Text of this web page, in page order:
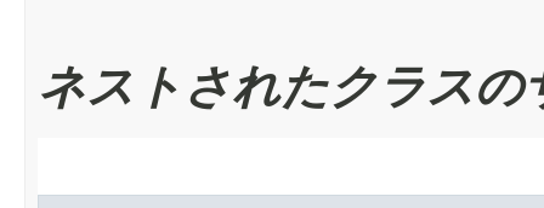
ネストされたクラスの